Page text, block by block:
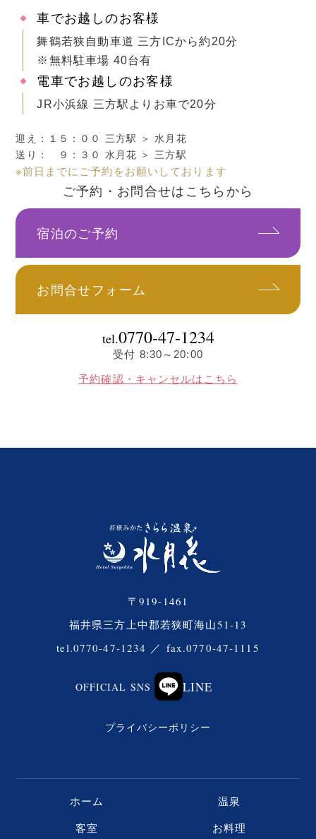
車でお越しのお客様
舞鶴若狭自動車道 三方ICから約20分
※無料駐車場 40台有
電車でお越しのお客様
JR小浜線 三方駅よりお車で20分
迎え：１５：００ 三方駅 ＞ 水月花
送り： ９：３０ 水月花 ＞ 三方駅
※前日までにご予約をお願いしております
ご予約・お問合せはこちらから
宿泊のご予約
お問合せフォーム
tel.0770-47-1234
受付 8:30～20:00
予約確認・キャンセルはこちら
〒919-1461
福井県三方上中郡若狭町海山51-13
tel.0770-47-1234 ／ fax.0770-47-1115
OFFICIAL SNS LINE
プライバシーポリシー
ホーム
温泉
客室
お料理